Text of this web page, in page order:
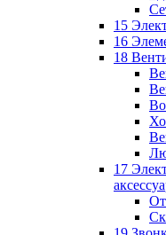
15
16
18
17